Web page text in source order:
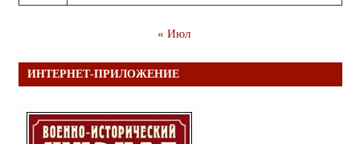
« Июл
ИНТЕРНЕТ-ПРИЛОЖЕНИЕ